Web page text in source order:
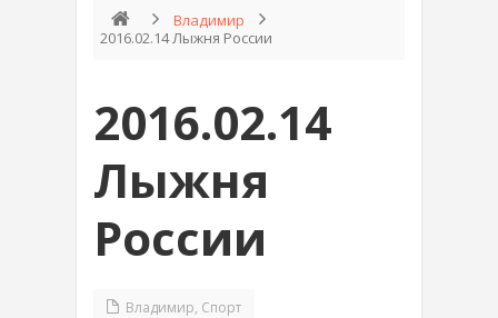
Владимир
2016.02.14 Лыжня России
2016.02.14
Лыжня
России
Владимир, Спорт